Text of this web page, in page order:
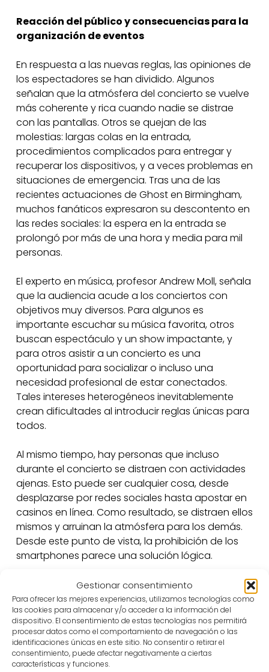
Gestionar consentimiento
Para ofrecer las mejores experiencias, utilizamos tecnologías como
las cookies para almacenar y/o acceder a la información del
dispositivo. El consentimiento de estas tecnologías nos permitirá
procesar datos como el comportamiento de navegación o las
identificaciones únicas en este sitio. No consentir o retirar el
consentimiento, puede afectar negativamente a ciertas
características y funciones.
Reacción del público y consecuencias para la
organización de eventos
En respuesta a las nuevas reglas, las opiniones de
los espectadores se han dividido. Algunos
señalan que la atmósfera del concierto se vuelve
más coherente y rica cuando nadie se distrae
con las pantallas. Otros se quejan de las
molestias: largas colas en la entrada,
procedimientos complicados para entregar y
recuperar los dispositivos, y a veces problemas en
situaciones de emergencia. Tras una de las
recientes actuaciones de Ghost en Birmingham,
muchos fanáticos expresaron su descontento en
las redes sociales: la espera en la entrada se
prolongó por más de una hora y media para mil
personas.
El experto en música, profesor Andrew Moll, señala
que la audiencia acude a los conciertos con
objetivos muy diversos. Para algunos es
importante escuchar su música favorita, otros
buscan espectáculo y un show impactante, y
para otros asistir a un concierto es una
oportunidad para socializar o incluso una
necesidad profesional de estar conectados.
Tales intereses heterogéneos inevitablemente
crean dificultades al introducir reglas únicas para
todos.
Al mismo tiempo, hay personas que incluso
durante el concierto se distraen con actividades
ajenas. Esto puede ser cualquier cosa, desde
desplazarse por redes sociales hasta apostar en
casinos en línea. Como resultado, se distraen ellos
mismos y arruinan la atmósfera para los demás.
Desde este punto de vista, la prohibición de los
smartphones parece una solución lógica.
Los organizadores, por su parte, tienen que
enfrentarse a nuevos desafíos. La prohibición de
los smartphones requiere personal adicional,
complica la logística y puede influir en la
impresión general sobre la marca del artista o del
recinto. Al planificar tales medidas, los